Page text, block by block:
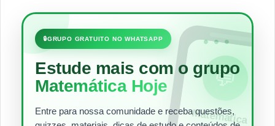
•••
🔒GRUPO GRATUITO NO WHATSAPP
Estude mais com o grupo
Matemática Hoje
Entre para nossa comunidade e receba questões,
💬
Matem
ática